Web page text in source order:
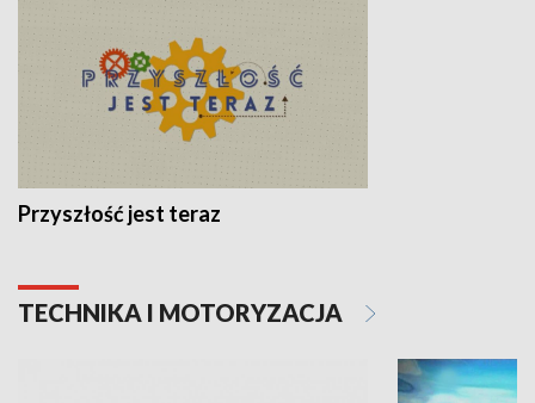
Przyszłość jest teraz
TECHNIKA I MOTORYZACJA